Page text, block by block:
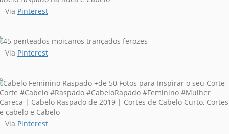
Via Pinterest
Via Pinterest
Via Pinterest